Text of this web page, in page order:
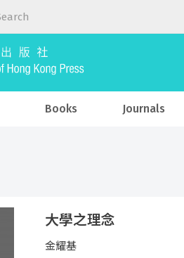
Books Journals
大學之理念
金耀基